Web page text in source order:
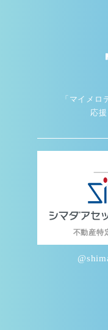
「マイメ
応
不動産特